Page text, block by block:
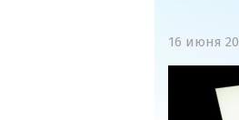
16 июня